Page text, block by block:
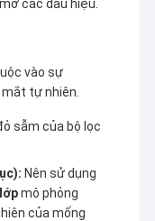
các dấu hiệu.
vào sự
tự nhiên.
sẫm của bộ lọc
Nên sử dụng
mô phỏng
của mống